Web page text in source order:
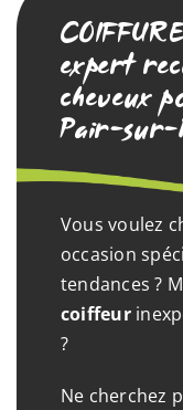
expert
cheveux
Pair-
Vous voulez
occasion
tendances ?
coiffeur
?
Ne cherchez